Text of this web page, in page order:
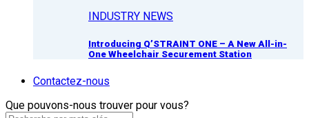
INDUSTRY NEWS
Introducing Q’STRAINT ONE – A New All-in-
One Wheelchair Securement Station
Contactez-nous
Que pouvons-nous trouver pour vous?